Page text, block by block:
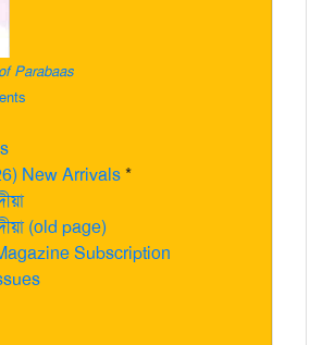
Parabaas
New Arrivals*
(old page)
Subscription